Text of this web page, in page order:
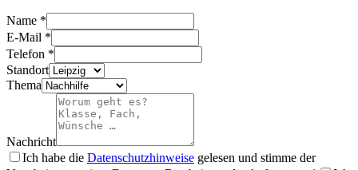
Name *
E-Mail *
Telefon *
Standort
Thema
Nachricht
Ich habe die Datenschutzhinweise gelesen und stimme der